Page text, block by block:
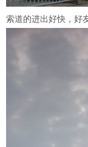
索道的进出好快，好